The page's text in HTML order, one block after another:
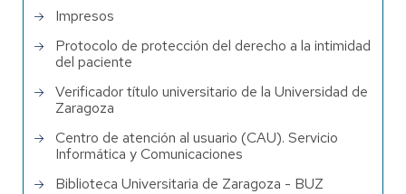
Impresos
Protocolo de protección del derecho a la intimidad
del paciente
Verificador título universitario de la Universidad de
Zaragoza
Centro de atención al usuario (CAU). Servicio
Informática y Comunicaciones
Biblioteca Universitaria de Zaragoza - BUZ